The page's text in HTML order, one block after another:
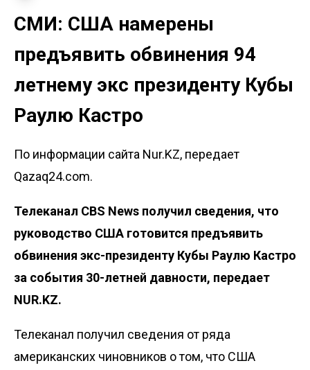
СМИ: США намерены
предъявить обвинения 94
летнему экс президенту Кубы
Раулю Кастро
По информации сайта Nur.KZ, передает
Qazaq24.com.
Телеканал CBS News получил сведения, что
руководство США готовится предъявить
обвинения экс-президенту Кубы Раулю Кастро
за события 30-летней давности, передает
NUR.KZ.
Телеканал получил сведения от ряда
американских чиновников о том, что США